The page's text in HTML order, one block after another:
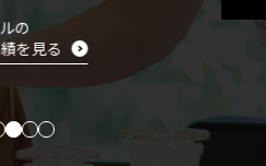
ールの